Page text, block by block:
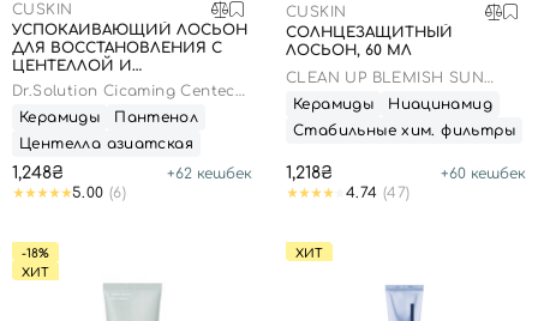
CUSKIN
УСПОКАИВАЮЩИЙ ЛОСЬОН
ДЛЯ ВОССТАНОВЛЕНИЯ С
ЦЕНТЕЛЛОЙ И
ПАНТЕНОЛОМ, 100 МЛ
Dr.Solution Cicaming Centeca
B5 Lotion
Керамиды
Пантенол
Центелла азиатская
1,248₴ +62 кешбек
5.00 (6)
CUSKIN
СОЛНЦЕЗАЩИТНЫЙ
ЛОСЬОН, 60 МЛ
CLEAN UP BLEMISH SUN
LOTION SPF 50+ PA++++
Керамиды
Ниацинамид
Стабильные хим. фильтры
1,218₴ +60 кешбек
4.74 (47)
-18%
ХИТ
ХИТ